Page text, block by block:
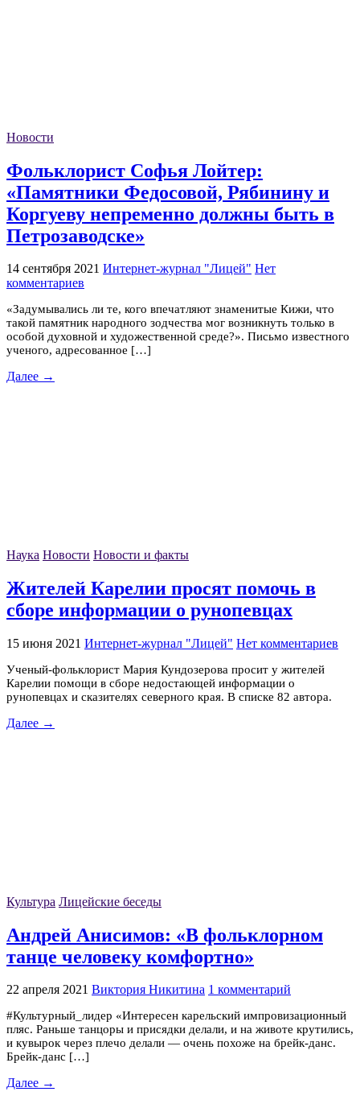
Новости
Фольклорист Софья Лойтер:
«Памятники Федосовой, Рябинину и
Коргуеву непременно должны быть в
Петрозаводске»
14 сентября 2021 Интернет-журнал "Лицей" Нет
комментариев
«Задумывались ли те, кого впечатляют знаменитые Кижи, что
такой памятник народного зодчества мог возникнуть только в
особой духовной и художественной среде?». Письмо известного
ученого, адресованное […]
Далее →
Наука Новости Новости и факты
Жителей Карелии просят помочь в
сборе информации о рунопевцах
15 июня 2021 Интернет-журнал "Лицей" Нет комментариев
Ученый-фольклорист Мария Кундозерова просит у жителей
Карелии помощи в сборе недостающей информации о
рунопевцах и сказителях северного края. В списке 82 автора.
Далее →
Культура Лицейские беседы
Андрей Анисимов: «В фольклорном
танце человеку комфортно»
22 апреля 2021 Виктория Никитина 1 комментарий
#Культурный_лидер «Интересен карельский импровизационный
пляс. Раньше танцоры и присядки делали, и на животе крутились,
и кувырок через плечо делали — очень похоже на брейк-данс.
Брейк-данс […]
Далее →